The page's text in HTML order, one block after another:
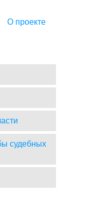
О проекте
судебных